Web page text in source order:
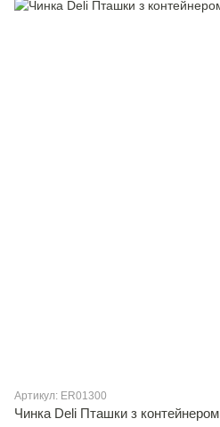
Артикул: ER01300
Чинка Deli Пташки з контейнером